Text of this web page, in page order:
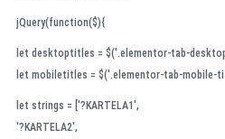
jQuery(function($){
let desktoptitles = $('.elementor-tab-
let mobiletitles = $('.elementor-tab-mobile-
let strings = ['?KARTELA1',
'?KARTELA2',